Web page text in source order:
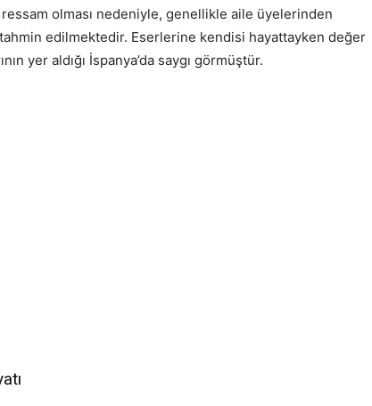
olması nedeniyle, genellikle aile üyelerinden
edilmektedir. Eserlerine kendisi hayattayken değer
yer aldığı İspanya’da saygı görmüştür.